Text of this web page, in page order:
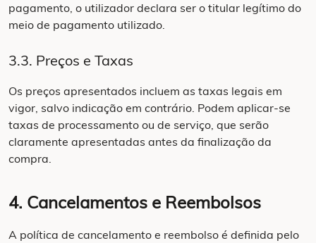
pagamento, o utilizador declara ser o titular legítimo do
meio de pagamento utilizado.
3.3. Preços e Taxas
Os preços apresentados incluem as taxas legais em
vigor, salvo indicação em contrário. Podem aplicar-se
taxas de processamento ou de serviço, que serão
claramente apresentadas antes da finalização da
compra.
4. Cancelamentos e Reembolsos
A política de cancelamento e reembolso é definida pelo